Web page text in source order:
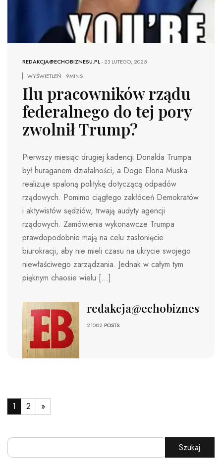
REDAKCJA@ECHOBIZNESU.PL-23 LUTEGO, 2025
WYŚWIETLEŃ
9MINS
Ilu pracowników rządu
federalnego do tej pory
zwolnił Trump?
Pierwszy miesiąc drugiej kadencji Donalda Trumpa
był huraganem działalności, a Doge Elona Muska
realizuje spaloną politykę dotyczącą odpadów
rządowych. Pomimo ciągłego zakłóceń Demokratów
i aktywistów sędziów, trwają audyty agencji
rządowych. Zamówienia wykonawcze Trumpa
prawdopodobnie mają na celu zasłonięcie
biurokracji, aby nie mieli czasu na ukrycie swojego
niewłaściwego zarządzania. Jednak w całym tym
pięknym chaosie wielu […]
redakcja@echobiznesu.pl
21082 POSTS
1 2 »
Szukaj